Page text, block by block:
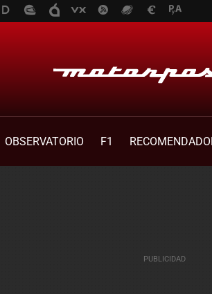
OBSERVATORIO F1